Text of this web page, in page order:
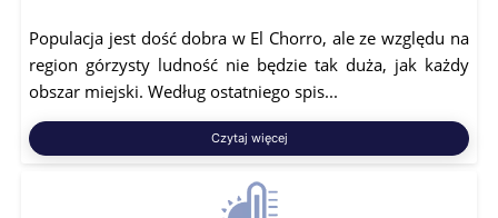
Populacja jest dość dobra w El Chorro, ale ze względu na
region górzysty ludność nie będzie tak duża, jak każdy
obszar miejski. Według ostatniego spis...
Czytaj więcej